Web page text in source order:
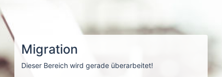
Migration
Dieser Bereich wird gerade überarbeitet!